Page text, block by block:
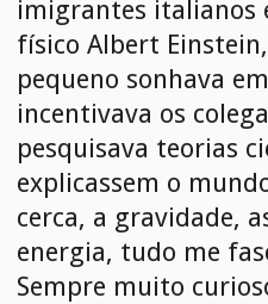
imigrantes italianos
físico Albert
pequeno sonhava
incentivava os
pesquisava teorias
explicassem o
cerca, a gravidade,
energia, tudo me
Sempre muito